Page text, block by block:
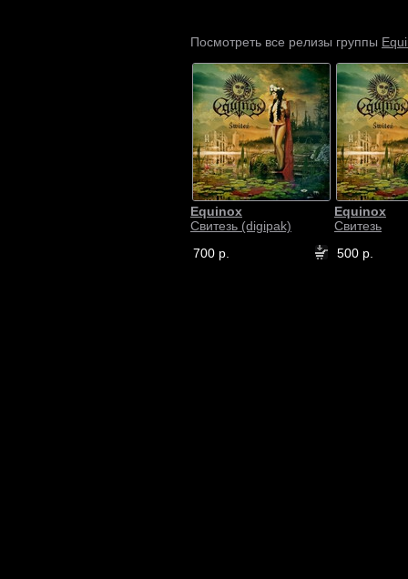
Посмотреть все релизы группы
Equinox
Свитезь (digipak)
700 р.
Equinox
Свитезь
500 р.